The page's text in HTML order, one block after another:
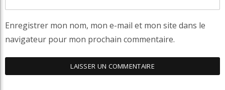
Enregistrer mon nom, mon e-mail et mon site dans le
navigateur pour mon prochain commentaire.